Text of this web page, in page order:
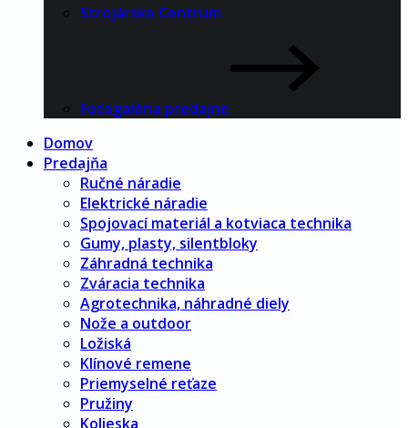
Strojárske Centrum
Fotogaléria predajne
Domov
Predajňa
Ručné náradie
Elektrické náradie
Spojovací materiál a kotviaca technika
Gumy, plasty, silentbloky
Záhradná technika
Zváracia technika
Agrotechnika, náhradné diely
Nože a outdoor
Ložiská
Klínové remene
Priemyselné reťaze
Pružiny
Kolieska